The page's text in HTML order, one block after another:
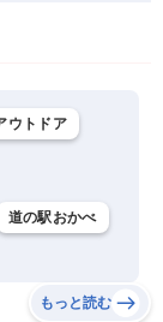
ウトドア
道の駅おかべ
もっと読む